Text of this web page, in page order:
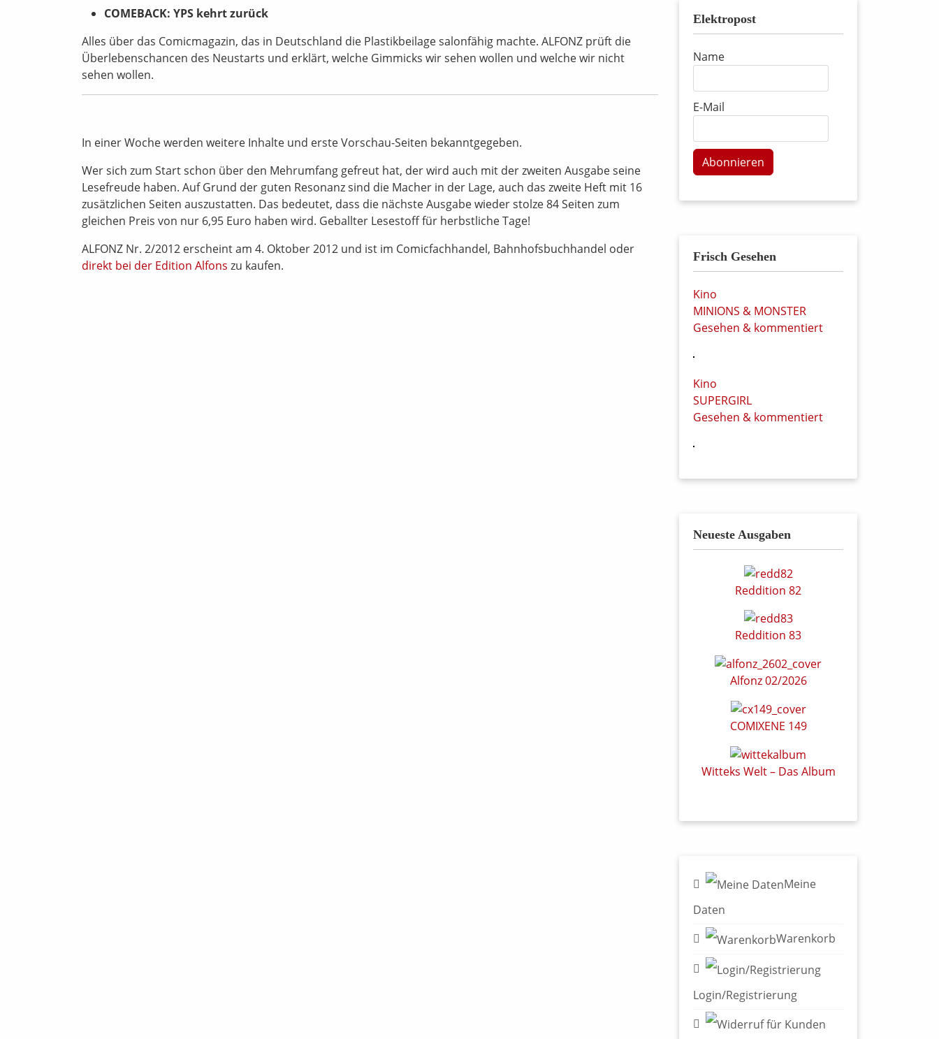
COMEBACK: YPS kehrt zurück
Alles über das Comicmagazin, das in Deutschland die Plastikbeilage salonfähig machte. ALFONZ prüft die
Überlebenschancen des Neustarts und erklärt, welche Gimmicks wir sehen wollen und welche wir nicht
sehen wollen.
In einer Woche werden weitere Inhalte und erste Vorschau-Seiten bekanntgegeben.
Wer sich zum Start schon über den Mehrumfang gefreut hat, der wird auch mit der zweiten Ausgabe seine
Lesefreude haben. Auf Grund der guten Resonanz sind die Macher in der Lage, auch das zweite Heft mit 16
zusätzlichen Seiten auszustatten. Das bedeutet, dass die nächste Ausgabe wieder stolze 84 Seiten zum
gleichen Preis von nur 6,95 Euro haben wird. Geballter Lesestoff für herbstliche Tage!
ALFONZ Nr. 2/2012 erscheint am 4. Oktober 2012 und ist im Comicfachhandel, Bahnhofsbuchhandel oder
direkt bei der Edition Alfons zu kaufen.
Elektropost
Name
E-Mail
Abonnieren
Frisch Gesehen
Kino
MINIONS & MONSTER
Gesehen & kommentiert
Kino
SUPERGIRL
Gesehen & kommentiert
Neueste Ausgaben
Reddition 82
Reddition 83
Alfonz 02/2026
COMIXENE 149
Witteks Welt – Das Album
Meine
Daten
Warenkorb
Login/Registrierung